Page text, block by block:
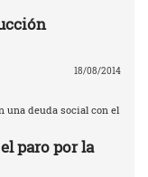
18/08/2014
una deuda social con el
paro por la